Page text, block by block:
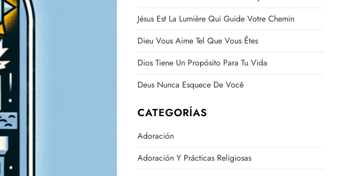
Jésus Est La Lumière Qui Guide Votre Chemin
Dieu Vous Aime Tel Que Vous Êtes
Dios Tiene Un Propósito Para Tu Vida
Deus Nunca Esquece De Você
CATEGORÍAS
Adoración
Adoración Y Prácticas Religiosas